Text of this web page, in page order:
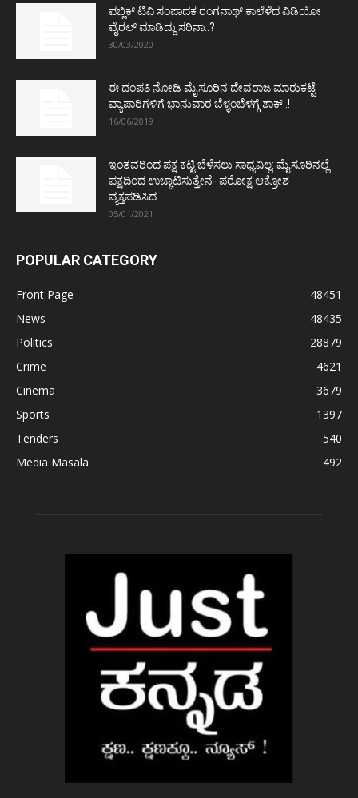
ಪಬ್ಲಿಕ್ ಟಿವಿ ಸಂಪಾದಕ ರಂಗನಾಥ್ ಕಾಲೆಳೆದ ವಿಡಿಯೋ
ವೈರಲ್ ಮಾಡಿದ್ದು ಸರಿನಾ..?
30/03/2020
ಈ ದಂಪತಿ ನೋಡಿ ಮೈಸೂರಿನ ದೇವರಾಜ ಮಾರುಕಟ್ಟೆ
ವ್ಯಾಪಾರಿಗಳಿಗೆ ಭಾನುವಾರ ಬೆಳ್ಳಂಬೆಳಗ್ಗೆ ಶಾಕ್..!
16/06/2019
ಇಂತವರಿಂದ ಪಕ್ಷ ಕಟ್ಟಿ ಬೆಳೆಸಲು ಸಾಧ್ಯವಿಲ್ಲ: ಮೈಸೂರಿನಲ್ಲೆ
ಪಕ್ಷದಿಂದ ಉಚ್ಚಾಟಿಸುತ್ತೇನೆ- ಪರೋಕ್ಷ ಆಕ್ರೋಶ
ವ್ಯಕ್ತಪಡಿಸಿದ...
05/01/2021
POPULAR CATEGORY
Front Page
48451
News
48435
Politics
28879
Crime
4621
Cinema
3679
Sports
1397
Tenders
540
Media Masala
492